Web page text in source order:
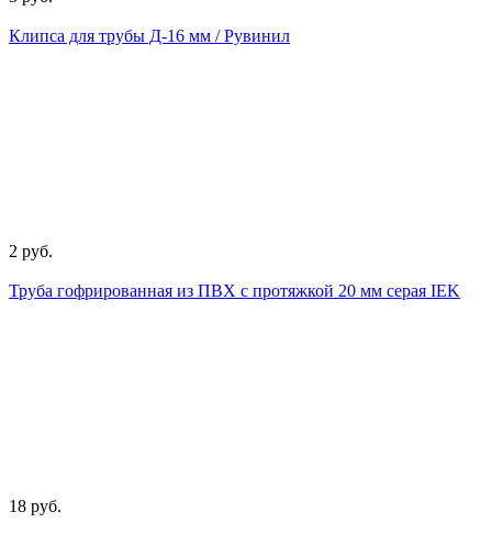
Клипса для трубы Д-16 мм / Рувинил
2 руб.
Труба гофрированная из ПВХ с протяжкой 20 мм серая IEK
18 руб.